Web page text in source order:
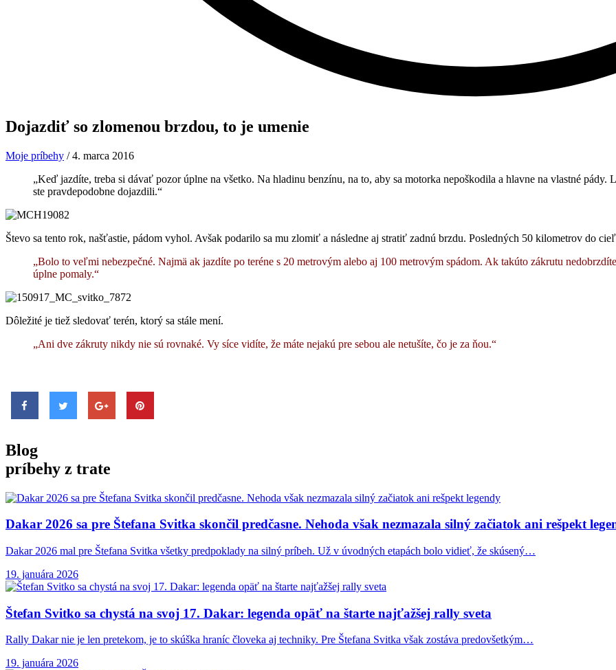
Dojazdiť so zlomenou brzdou, to je umenie
Moje príbehy /4. marca 2016
„Keď jazdíte, treba si dávať pozor úplne na všetko. Na hladinu benzínu, na to, aby sa motorka nepoškodila a hlavne na vlastné pády.
ste pravdepodobne dojazdili.“
Števo sa tento rok, našťastie, pádom vyhol. Avšak podarilo sa mu zlomiť a následne aj stratiť zadnú brzdu. Posledných 50 kilometrov do
„Bolo to veľmi nebezpečné. Najmä ak jazdíte po teréne s 20 metrovým alebo aj 100 metrovým spádom. Ak takúto zákrutu
úplne pomaly.“
Dôležité je tiež sledovať terén, ktorý sa stále mení.
„Ani dve zákruty nikdy nie sú rovnaké. Vy síce vidíte, že máte nejakú pre sebou ale netušíte, čo je za ňou.“
Blog
príbehy z trate
Dakar 2026 sa pre Štefana Svitka skončil predčasne. Nehoda však nezmazala silný začiatok ani rešpekt
Dakar 2026 mal pre Štefana Svitka všetky predpoklady na silný príbeh. Už v úvodných etapách bolo vidieť, že skúsený…
19. januára 2026
Štefan Svitko sa chystá na svoj 17. Dakar: legenda opäť na štarte najťažšej rally sveta
Rally Dakar nie je len pretekom, je to skúška hraníc človeka aj techniky. Pre Štefana Svitka však zostáva predovšetkým…
19. januára 2026